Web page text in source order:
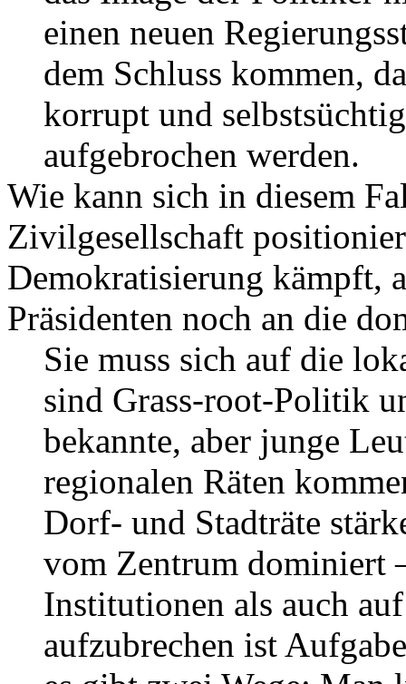
einen neuen
dem Schluss kommen,
korrupt und
aufgebrochen werden.
Wie kann sich in diesem
Zivilgesellschaft
Demokratisierung kämpft,
Präsidenten noch an die
Sie muss sich auf die
sind Grass-root-Politik
bekannte, aber junge
regionalen Räten
Dorf- und Stadträte
vom Zentrum dominiert
Institutionen als auch
aufzubrechen ist